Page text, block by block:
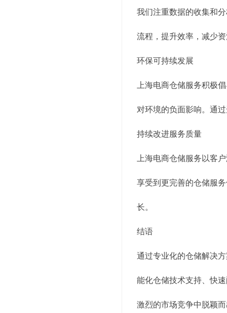
我们注重数据的收集和
流程，提升效率，减少
环保可持续发展
上海电商仓储服务积极
对环境的负面影响。通
持续改进服务质量
上海电商仓储服务以客
享受到更完善的仓储服
长。
结语
通过专业化的仓储解决
能化仓储技术支持、快
激烈的市场竞争中脱颖